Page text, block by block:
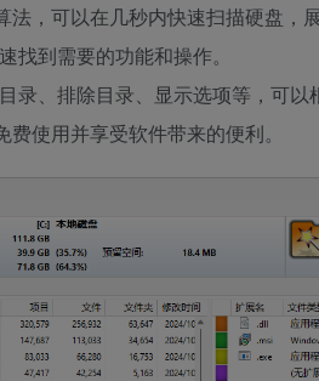
，可以在几秒内快速扫描硬盘，
找到需要的功能和操作。
、排除目录、显示选项等，可以
使用并享受软件带来的便利。